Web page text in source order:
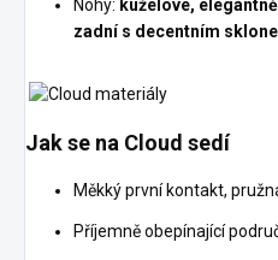
Nohy: kuželové,
zadní s decentním
Jak se na Cloud sedí
Měkký první kontakt,
Příjemně obepínající